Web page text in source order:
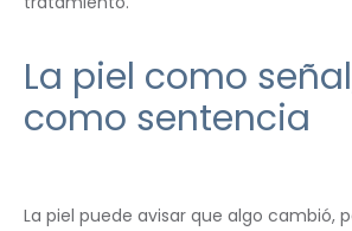
La piel como
como sentencia
La piel puede avisar que algo cambió,